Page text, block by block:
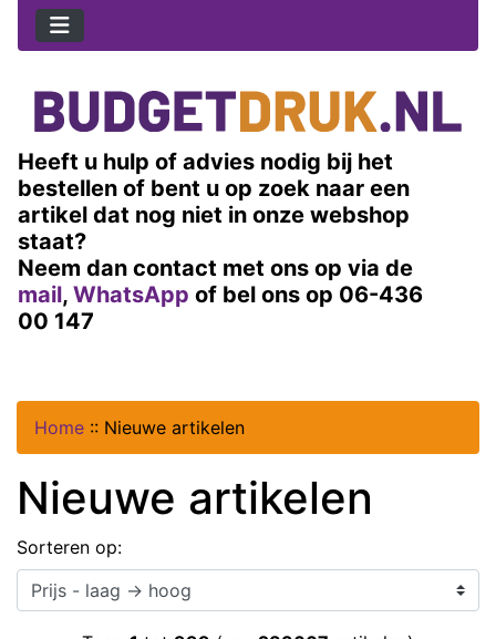
Heeft u hulp of advies nodig bij het
bestellen of bent u op zoek naar een
artikel dat nog niet in onze webshop
staat?
Neem dan contact met ons op via de
mail, WhatsApp of bel ons op 06-436
00 147
Home :: Nieuwe artikelen
Nieuwe artikelen
Sorteren op: